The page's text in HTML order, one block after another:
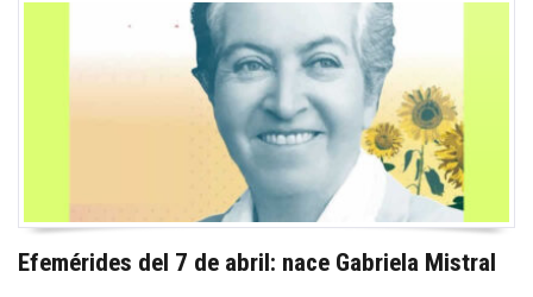
Efemérides del 7 de abril: nace Gabriela Mistral